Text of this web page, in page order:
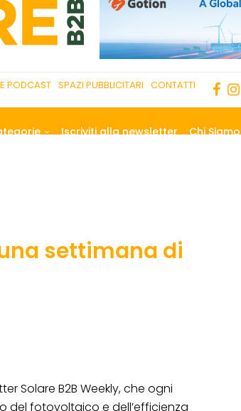
PODCAST SPAZI PUBBLICITARI CONTATTI
Iscriviti alla newsletter Chi Siamo
settimana di
Solare B2B Weekly, che ogni
del fotovoltaico e dell’efficienza